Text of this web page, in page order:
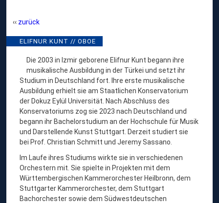
zurück
ELIFNUR KUNT // OBOE
Die 2003 in Izmir geborene Elifnur Kunt begann ihre
musikalische Ausbildung in der Türkei und setzt ihr
Studium in Deutschland fort. Ihre erste musikalische
Ausbildung erhielt sie am Staatlichen Konservatorium
der Dokuz Eylül Universität. Nach Abschluss des
Konservatoriums zog sie 2023 nach Deutschland und
begann ihr Bachelorstudium an der Hochschule für Musik
und Darstellende Kunst Stuttgart. Derzeit studiert sie
bei Prof. Christian Schmitt und Jeremy Sassano.
Im Laufe ihres Studiums wirkte sie in verschiedenen
Orchestern mit. Sie spielte in Projekten mit dem
Württembergischen Kammerorchester Heilbronn, dem
Stuttgarter Kammerorchester, dem Stuttgart
Bachorchester sowie dem Südwestdeutschen